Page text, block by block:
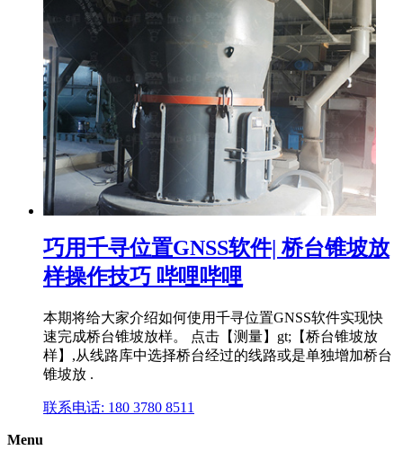
巧用千寻位置GNSS软件| 桥台锥坡放
样操作技巧 哔哩哔哩
本期将给大家介绍如何使用千寻位置GNSS软件实现快
速完成桥台锥坡放样。 点击【测量】gt;【桥台锥坡放
样】,从线路库中选择桥台经过的线路或是单独增加桥台
锥坡放 .
联系电话: 180 3780 8511
Menu